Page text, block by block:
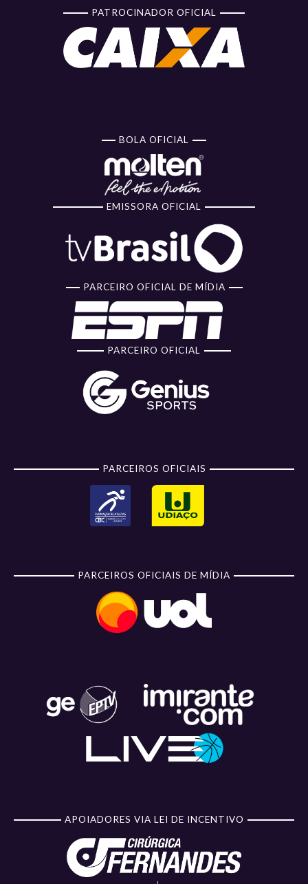
PATROCINADOR OFICIAL
BOLA OFICIAL
EMISSORA OFICIAL
PARCEIRO OFICIAL DE MÍDIA
PARCEIRO OFICIAL
PARCEIROS OFICIAIS
PARCEIROS OFICIAIS DE MÍDIA
APOIADORES VIA LEI DE INCENTIVO